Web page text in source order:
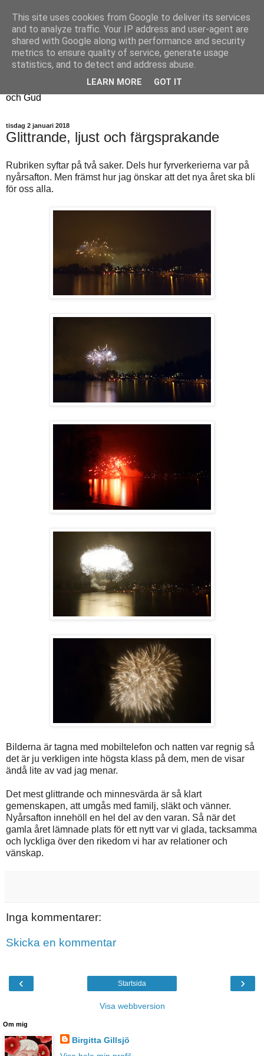
Fyren
Fyren finns för att sprida ljus i mörkret
För att påminna om guldkanterna i tillvaron
Här samsas jakt, hantverk, odling, och andra tankar om livet
och Gud
tisdag 2 januari 2018
Glittrande, ljust och färgsprakande
Rubriken syftar på två saker. Dels hur fyrverkerierna var på
nyårsafton. Men främst hur jag önskar att det nya året ska bli
för oss alla.
Bilderna är tagna med mobiltelefon och natten var regnig så
det är ju verkligen inte högsta klass på dem, men de visar
ändå lite av vad jag menar.
Det mest glittrande och minnesvärda är så klart
gemenskapen, att umgås med familj, släkt och vänner.
Nyårsafton innehöll en hel del av den varan. Så när det
gamla året lämnade plats för ett nytt var vi glada, tacksamma
och lyckliga över den rikedom vi har av relationer och
vänskap.
Inga kommentarer:
Skicka en kommentar
‹ ›
Startsida
Visa webbversion
Om mig
Birgitta Gillsjö
This site uses cookies from Google to deliver its services
and to analyze traffic. Your IP address and user-agent are
shared with Google along with performance and security
metrics to ensure quality of service, generate usage
statistics, and to detect and address abuse.
LEARN MORE GOT IT